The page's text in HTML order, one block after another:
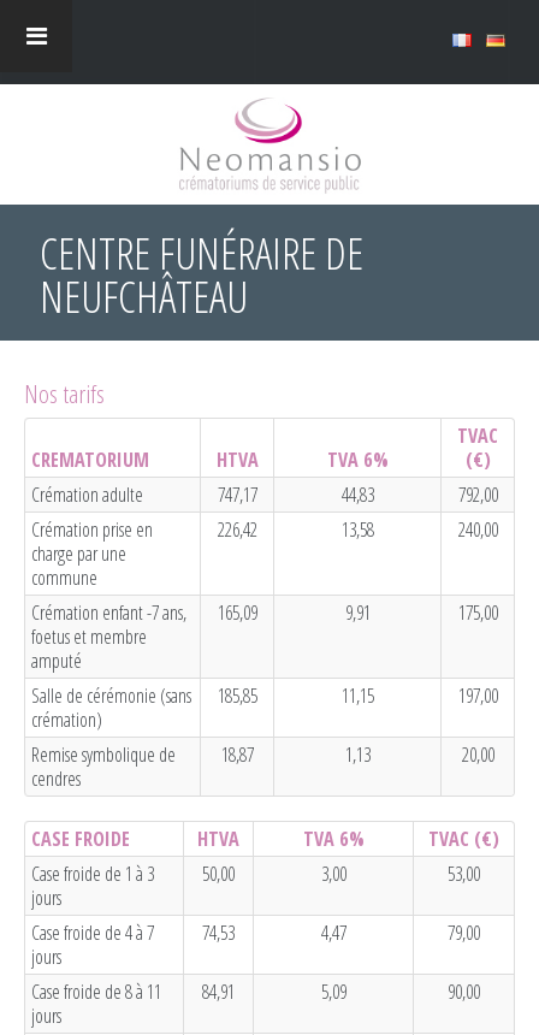
CENTRE FUNÉRAIRE DE
NEUFCHÂTEAU
Nos tarifs
CREMATORIUM HTVA TVA 6%
TVAC
(€)
Crémation adulte
747,17 44,83
792,00
Crémation prise en
charge par une
commune
226,42 13,58 240,00
Crémation enfant -7 ans,
foetus et membre
amputé
165,09 9,91 175,00
Salle de cérémonie (sans
crémation)
185,85 11,15 197,00
Remise symbolique de
cendres
18,87 1,13 20,00
CASE FROIDE HTVA TVA 6% TVAC (€)
Case froide de 1 à 3
jours
50,00 3,00 53,00
Case froide de 4 à 7
jours
74,53 4,47 79,00
Case froide de 8 à 11
jours
84,91 5,09 90,00